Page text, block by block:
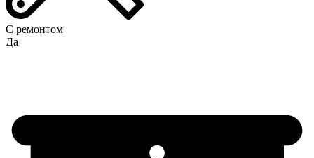
С ремонтом
Да